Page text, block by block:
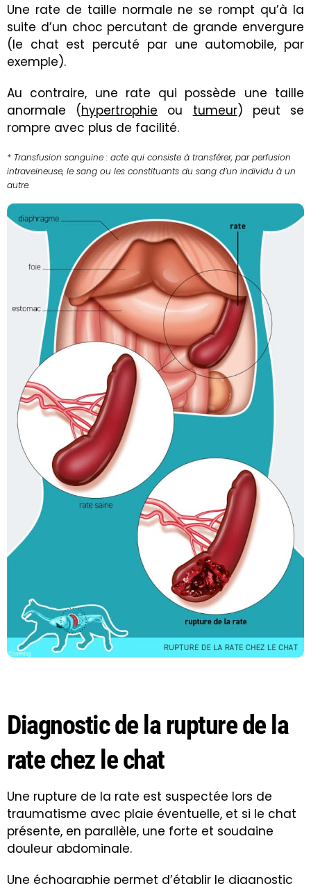
Une rate de taille normale ne se rompt qu’à la
suite d’un choc percutant de grande envergure
(le chat est percuté par une automobile, par
exemple).
Au contraire, une rate qui possède une taille
anormale (hypertrophie ou tumeur) peut se
rompre avec plus de facilité.
* Transfusion sanguine : acte qui consiste à transférer, par perfusion
intraveineuse, le sang ou les constituants du sang d’un individu à un
autre.
Diagnostic de la rupture de la
rate chez le chat
Une rupture de la rate est suspectée lors de
traumatisme avec plaie éventuelle, et si le chat
présente, en parallèle, une forte et soudaine
douleur abdominale.
Une échographie permet d’établir le diagnostic